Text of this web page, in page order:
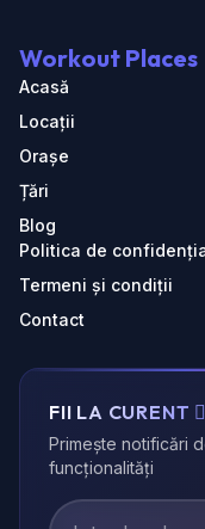
Workout Places
Acasă
Locații
Orașe
Țări
Blog
Politica de
Termeni și condiții
Contact
FII LA CURENT
Primește notificări
funcționalități